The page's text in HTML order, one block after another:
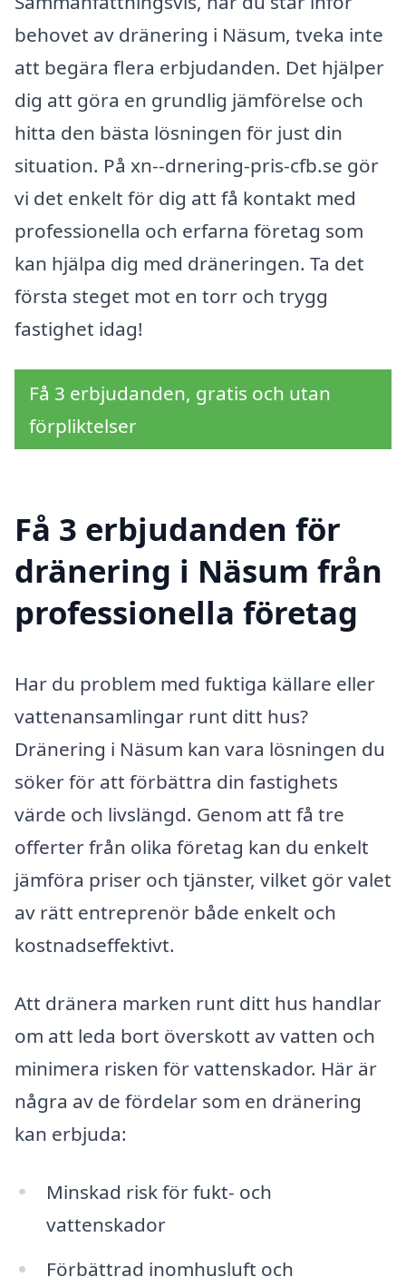
behovet av dränering i Näsum, tveka inte
att begära flera erbjudanden. Det hjälper
dig att göra en grundlig jämförelse och
hitta den bästa lösningen för just din
situation. På xn--drnering-pris-cfb.se gör
vi det enkelt för dig att få kontakt med
professionella och erfarna företag som
kan hjälpa dig med dräneringen. Ta det
första steget mot en torr och trygg
fastighet idag!
Få 3 erbjudanden, gratis och utan
förpliktelser
Få 3 erbjudanden för
dränering i Näsum från
professionella företag
Har du problem med fuktiga källare eller
vattenansamlingar runt ditt hus?
Dränering i Näsum kan vara lösningen du
söker för att förbättra din fastighets
värde och livslängd. Genom att få tre
offerter från olika företag kan du enkelt
jämföra priser och tjänster, vilket gör valet
av rätt entreprenör både enkelt och
kostnadseffektivt.
Att dränera marken runt ditt hus handlar
om att leda bort överskott av vatten och
minimera risken för vattenskador. Här är
några av de fördelar som en dränering
kan erbjuda:
Minskad risk för fukt- och
vattenskador
Förbättrad inomhusluft och